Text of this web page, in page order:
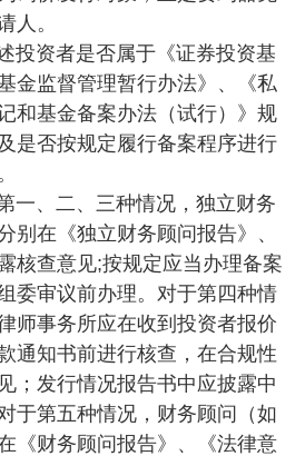
人。
投资者是否属于《证券投资基
金监督管理暂行办法》、《私
和基金备案办法（试行）》规
是否按规定履行备案程序进行
一、二、三种情况，独立财务
别在《独立财务顾问报告》、
核查意见;按规定应当办理备案
委审议前办理。对于第四种情
师事务所应在收到投资者报价
通知书前进行核查，在合规性
；发行情况报告书中应披露中
于第五种情况，财务顾问（如
《财务顾问报告》、《法律意